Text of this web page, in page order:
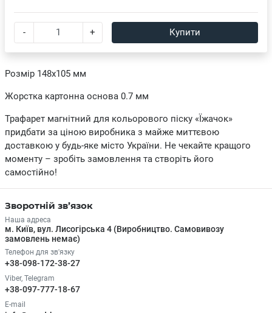
Розмір 148х105 мм
Жорстка картонна основа 0.7 мм
Трафарет магнітний для кольорового піску «Їжачок»
придбати за ціною виробника з майже миттєвою
доставкою у будь-яке місто України. Не чекайте кращого
моменту – зробіть замовлення та створіть його
самостійно!
- + Купити
Зворотній зв’язок
Наша адреса
м. Київ, вул. Лисогірська 4 (Виробництво. Самовивозу
замовлень немає)
Телефон для зв'язку
+38-098-172-38-27
Viber, Telegram
+38-097-777-18-67
E-mail